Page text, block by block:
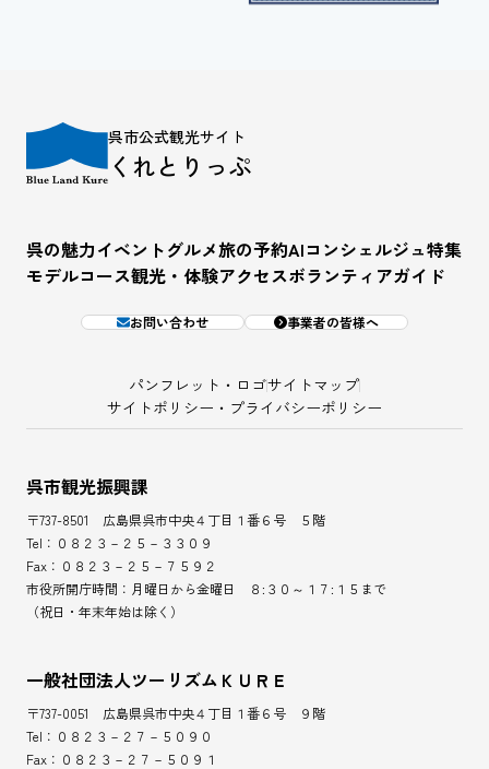
呉市公式観光サイト
くれとりっぷ
呉の魅力イベントグルメ旅の予約AIコンシェルジュ特集
モデルコース観光・体験アクセスボランティアガイド
お問い合わせ 事業者の皆様へ
パンフレット・ロゴサイトマップ
サイトポリシー・プライバシーポリシー
呉市観光振興課
〒737-8501 広島県呉市中央４丁目１番６号 ５階
Tel：０８２３－２５－３３０９
Fax：０８２３－２５－７５９２
市役所開庁時間：月曜日から金曜日 ８:３０～１７:１５まで
（祝日・年末年始は除く）
一般社団法人ツーリズムＫＵＲＥ
〒737-0051 広島県呉市中央４丁目１番６号 ９階
Tel：０８２３－２７－５０９０
Fax：０８２３－２７－５０９１